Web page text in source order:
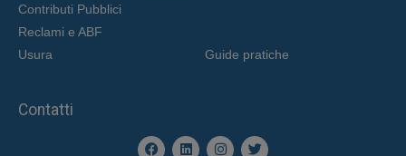
Contributi Pubblici
Reclami e ABF
Usura
Guide pratiche
Contatti